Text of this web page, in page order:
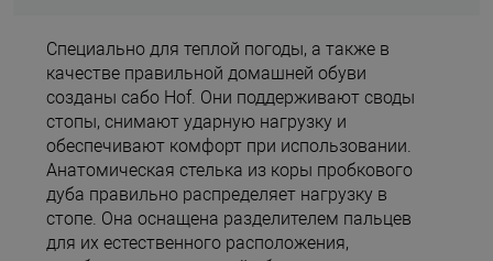
Специально для теплой погоды, а также в
качестве правильной домашней обуви
созданы сабо Hof. Они поддерживают своды
стопы, снимают ударную нагрузку и
обеспечивают комфорт при использовании.
Анатомическая стелька из коры пробкового
дуба правильно распределяет нагрузку в
стопе. Она оснащена разделителем пальцев
для их естественного расположения,